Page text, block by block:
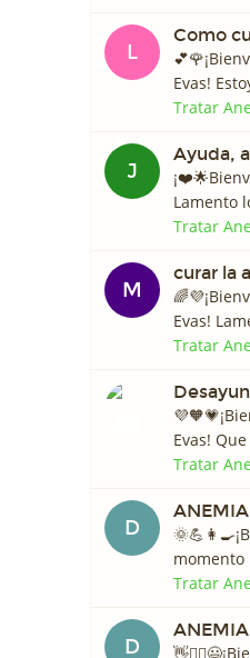
L
Como
Evas!
Tratar
J
Ayuda,
Lamento
Tratar
M
curar la
Evas!
Tratar
Evas!
Tratar
D
momento
Tratar
D